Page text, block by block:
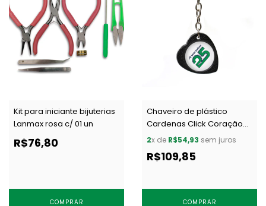
Kit para iniciante bijuterias
Lanmax rosa c/ 01 un
R$76,80
COMPRAR
Chaveiro de plástico
Cardenas Click Coração
preto c/ 50 un
2x de R$54,93 sem juros
R$109,85
COMPRAR